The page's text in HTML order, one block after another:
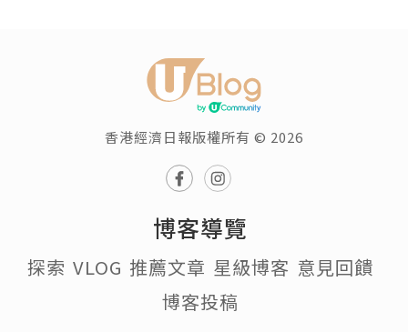
香港經濟日報版權所有 © 2026
博客導覽
探索 VLOG 推薦文章 星級博客 意見回饋
博客投稿